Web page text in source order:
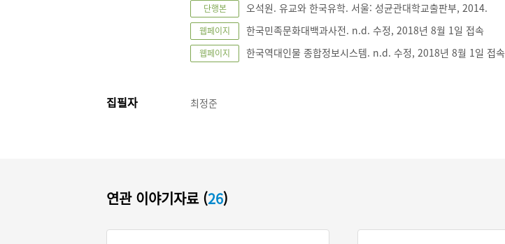
단행본 오석원. 유교와 한국유학. 서울: 성균관대학교출판부, 2014.
웹페이지 한국민족문화대백과사전. n.d. 수정, 2018년 8월 1일 접속
웹페이지 한국역대인물 종합정보시스템. n.d. 수정, 2018년 8월 1일 접속
집필자 최정준
연관 이야기자료 (26)